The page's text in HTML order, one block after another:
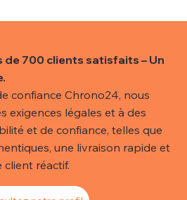
de 700 clients satisfaits – Un
confiance Chrono24, nous
exigences légales et à des
et de confiance, telles que
une livraison rapide et
client réactif.